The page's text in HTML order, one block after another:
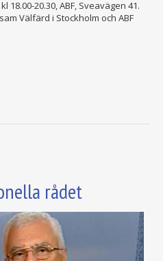
18.00-20.30, ABF, Sveavägen 41.
Välfärd i Stockholm och ABF
rådet